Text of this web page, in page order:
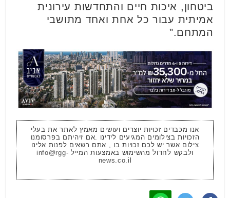
ביטחון, איכות חיים והתחדשות עירונית
אמיתית עבור כל אחת ואחד מתושבי
המתחם."
אנו מכבדים זכויות יוצרים ועושים מאמץ לאתר את בעלי
הזכויות בצילומים המגיעים לידינו .אם זיהיתם בפרסומנו
צילום אשר יש לכם זכויות בו , אתם רשאים לפנות אלינו
ולבקש לחדול מהשימוש באמצעות המייל info@rgg-
news.co.il